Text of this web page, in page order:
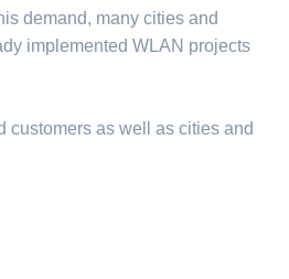
demand, many cities and
implemented WLAN projects
customers as well as cities and